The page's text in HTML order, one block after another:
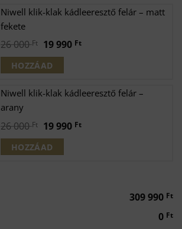
26
19
Niwell klik-klak kádleeresztő felár – matt
fekete
26 000Ft Original
price
was:
26
19 990 FtCurrent
19
HOZZÁAD
Niwell klik-klak kádleeresztő felár –
arany
26 000Ft Original
price
was:
19 990 FtCurrent
HOZZÁAD
309 990 Ft
0 Ft